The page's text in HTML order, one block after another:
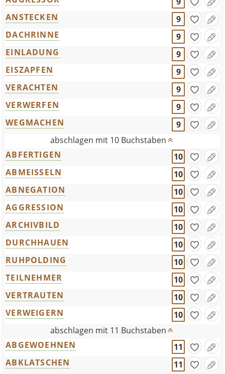
ANSTECKEN
9
DACHRINNE
9
EINLADUNG
9
EISZAPFEN
9
VERACHTEN
9
VERWERFEN
9
WEGMACHEN
9
abschlagen mit 10 Buchstaben
ABFERTIGEN
10
ABMEISSELN
10
ABNEGATION
10
AGGRESSION
10
ARCHIVBILD
10
DURCHHAUEN
10
RUHPOLDING
10
TEILNEHMER
10
VERTRAUTEN
10
VERWEIGERN
10
abschlagen mit 11 Buchstaben
ABGEWOEHNEN
11
ABKLATSCHEN
11